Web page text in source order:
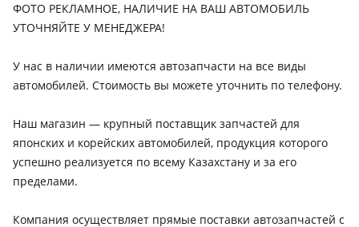
2019 2 поколение
2010 - 2012 1 поколение рестайлинг, 2012 - 2015 2
поколение (JD), 2015 - 2018 2 поколение рестайлинг, 2018 -
2010 1 поколение
Kia Cerato
2016 - 2019 3 поколение рестайлинг (YD), 2018 - н.в. 4
поколение (BD/BDM), 2021 - н.в. 4 поколение рестайлинг
ФОТО РЕКЛАМНОЕ, НАЛИЧИЕ НА ВАШ АВТОМОБИЛЬ
УТОЧНЯЙТЕ У МЕНЕДЖЕРА!
У нас в наличии имеются автозапчасти на все виды
автомобилей. Стоимость вы можете уточнить по телефону.
Наш магазин — крупный поставщик запчастей для
японских и корейских автомобилей, продукция которого
успешно реализуется по всему Казахстану и за его
пределами.
Компания осуществляет прямые поставки автозапчастей с